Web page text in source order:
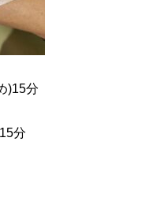
)15分
分